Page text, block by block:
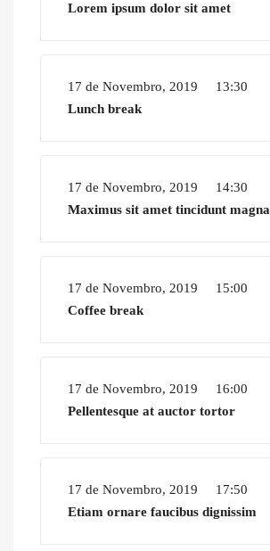
Lorem ipsum dolor sit amet
17 de Novembro, 2019
13:30
Lunch break
17 de Novembro, 2019
14:30
Maximus sit amet tincidunt magna
17 de Novembro, 2019
15:00
Coffee break
17 de Novembro, 2019
16:00
Pellentesque at auctor tortor
17 de Novembro, 2019
17:50
Etiam ornare faucibus dignissim